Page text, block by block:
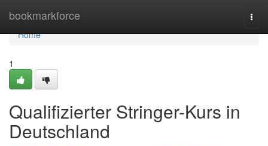
bookmarkforce
Home
Home
1
Qualifizierter Stringer-Kurs in
Deutschland